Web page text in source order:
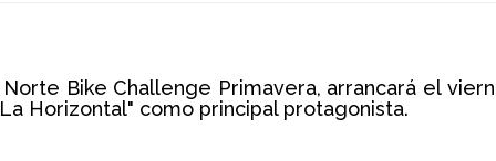
Norte Bike Challenge Primavera, arrancará el
Horizontal" como principal protagonista.